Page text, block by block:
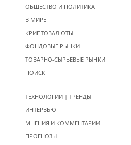
ОБЩЕСТВО И ПОЛИТИКА
В МИРЕ
КРИПТОВАЛЮТЫ
ФОНДОВЫЕ РЫНКИ
ТОВАРНО-СЫРЬЕВЫЕ РЫНКИ
ПОИСК
ТЕХНОЛОГИИ | ТРЕНДЫ
ИНТЕРВЬЮ
МНЕНИЯ И КОММЕНТАРИИ
ПРОГНОЗЫ